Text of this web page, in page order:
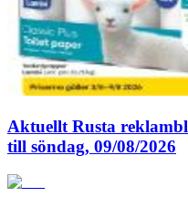
Aktuellt Rusta
till söndag, 09/08/2026